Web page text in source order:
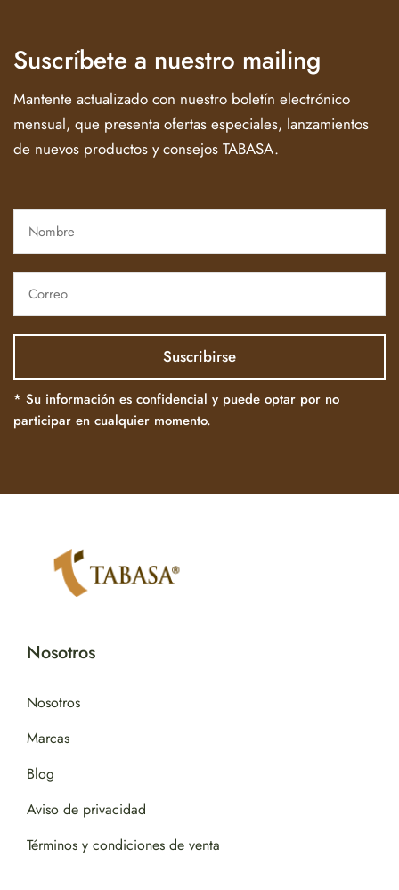
Suscríbete a nuestro mailing
Mantente actualizado con nuestro boletín electrónico
mensual, que presenta ofertas especiales, lanzamientos
de nuevos productos y consejos TABASA.
* Su información es confidencial y puede optar por no
participar en cualquier momento.
Nosotros
Nosotros
Marcas
Blog
Aviso de privacidad
Términos y condiciones de venta